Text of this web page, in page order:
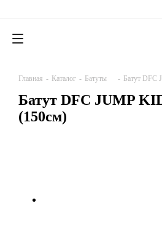
Главная - Каталог - Батуты - Батут
Батут DFC JUMP
(150см)